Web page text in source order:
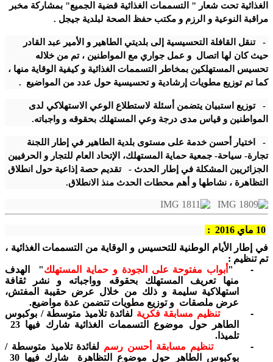
الغذائية تحت شعار " التسممات الغذائية قضية الجميع" بمشاركة مخبر
مراقبة النوعية و الرزم و مكتب حفظ الصحة لبلدية جيجل .
-
تنقل القافلة التحسيسية إلى بلديتي الطاهير و الأمير عبد القادر
حيث كان لها اتصال و عمل جواري مع المواطنين ، تم من خلاله
تحسيس المستهلكين بمخاطر التسممات الغذائية و كيفية الوقاية منها ،
كما تم توزيع مطويات إرشادية و تحسيسية حول عدد من المواضيع .
-
توزيع استبيان يتضمن أسئلة لاستطلاع الوعي الاستهلاكي لدى
المواطنين و قياس مدى درجة وعي المستهلك بحقوقه و واجباته.
-
اختيار أحسن خدمة على مستوى بلدية الطاهير في إطار اللجنة
تجارة- سياحة- جمعية حماية المستهلك، الإتحاد العام للتجار و الحرفيين
الجزائريين المشكلة في إطار الحدث -
تقديم حصة إذاعية حول انطلاق
التظاهرة ، نشاطها و أهم محطات الحدث منذ الانطلاق.
10 ماي 2016 :
في إطار الأيام الوطنية للتحسيس و الوقاية من التسممات الغذائية ،
تم تنظيم :
-
" أبواب مفتوحة على الجودة و حماية المستهلك" الهدف
منها تعريف المستهلك بحقوقه وواجباته و نشر ثقافة
استهلاكية سليمة و ذلك من خلال عرض حقيبة المفتش،
عرض ملصقات و توزيع مطويات تتضمن عدة مواضيع.
-
تنظيم مسابقة فكرية لفائدة تلاميذ متوسطة / بوكبوس
تلميذا.
-
تنظيم مسابقة أحسن رسم لفائدة تلاميذ متوسطة /